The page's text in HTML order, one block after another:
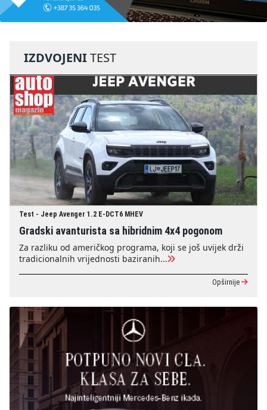
IZDVOJENITEST
Test - Jeep Avenger 1.2 E-DCT6 MHEV
Gradski avanturista sa hibridnim 4x4 pogonom
Za razliku od američkog programa, koji se još uvijek drži
tradicionalnih vrijednosti baziranih...
Opširnije